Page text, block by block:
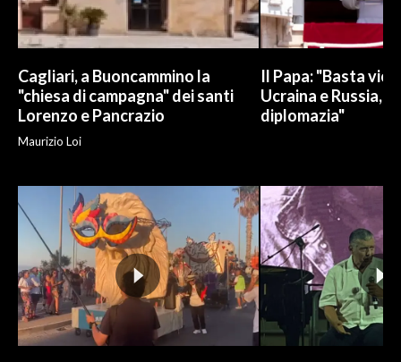
Cagliari, a Buoncammino la
"chiesa di campagna" dei santi
Lorenzo e Pancrazio
Maurizio Loi
Il Papa: "Basta
Ucraina e Russia,
diplomazia"